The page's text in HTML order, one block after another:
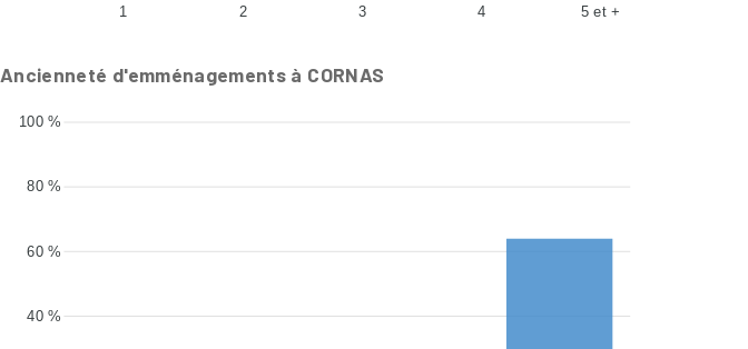
1
2 3 4 5 et +
Ancienneté d'emménagements à CORNAS
100 %
80 %
60 %
40 %